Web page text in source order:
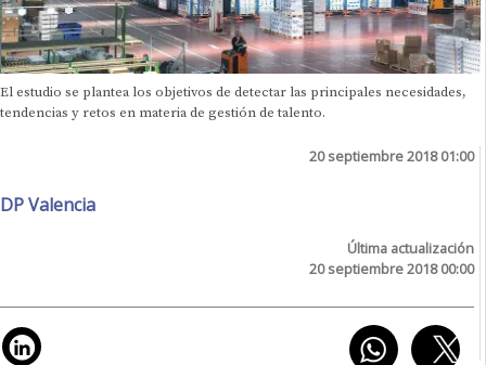
El estudio se plantea los objetivos de detectar las principales necesidades,
tendencias y retos en materia de gestión de talento.
20 septiembre 2018 01:00
DP Valencia
Última actualización
20 septiembre 2018 00:00